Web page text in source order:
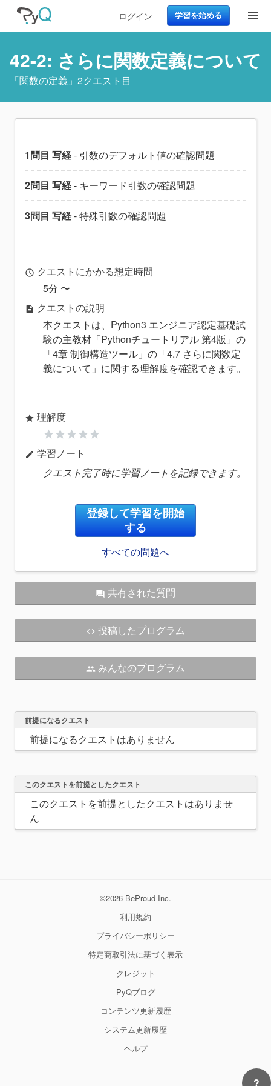
ログイン 学習を始める
42-2: さらに関数定義について
「関数の定義 」2クエスト目
1問目 写経- 引数のデフォルト値の確認問題
2問目 写経- キーワード引数の確認問題
3問目 写経- 特殊引数の確認問題
access_time クエストにかかる想定時間
5分 〜
description クエストの説明
本クエストは、Python3 エンジニア認定基礎試
験の主教材「Pythonチュートリアル 第4版」の
「4章 制御構造ツール」の「4.7 さらに関数定
義について」に関する理解度を確認できます。
star 理解度
star star star star star
edit 学習ノート
クエスト完了時に学習ノートを記録できます。
登録して学習を開始
する
すべての問題へ
question_answer 共有された質問
code 投稿したプログラム
people みんなのプログラム
前提になるクエスト
前提になるクエストはありません
このクエストを前提としたクエスト
このクエストを前提としたクエストはありませ
ん
©2026 BeProud Inc.
利用規約
プライバシーポリシー
特定商取引法に基づく表示
クレジット
PyQブログ
コンテンツ更新履歴
システム更新履歴
ヘルプ
?